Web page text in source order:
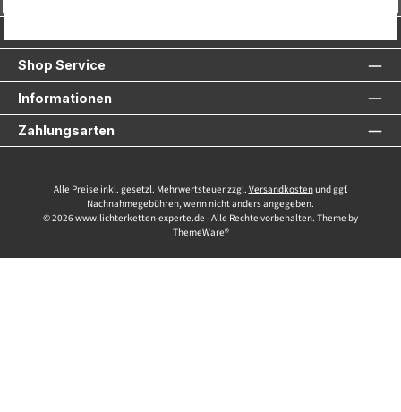
Shop Service
Informationen
Zahlungsarten
Alle Preise inkl. gesetzl. Mehrwertsteuer zzgl. Versandkostenund ggf.
Nachnahmegebühren, wenn nicht anders angegeben.
© 2026 www.lichterketten-experte.de - Alle Rechte vorbehalten. Theme by
ThemeWare®